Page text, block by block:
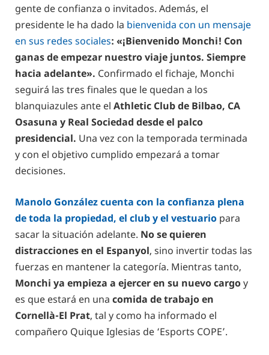
gente de confianza o invitados. Además, el
presidente le ha dado la bienvenida con un mensaje
en sus redes sociales: «¡Bienvenido Monchi! Con
ganas de empezar nuestro viaje juntos. Siempre
hacia adelante». Confirmado el fichaje, Monchi
seguirá las tres finales que le quedan a los
blanquiazules ante el Athletic Club de Bilbao, CA
Osasuna y Real Sociedad desde el palco
presidencial. Una vez con la temporada terminada
y con el objetivo cumplido empezará a tomar
decisiones.
Manolo González cuenta con la confianza plena
de toda la propiedad, el club y el vestuario para
sacar la situación adelante. No se quieren
distracciones en el Espanyol, sino invertir todas las
fuerzas en mantener la categoría. Mientras tanto,
Monchi ya empieza a ejercer en su nuevo cargoy
es que estará en una comida de trabajo en
Cornellà-El Prat, tal y como ha informado el
compañero Quique Iglesias de ‘Esports COPE’.